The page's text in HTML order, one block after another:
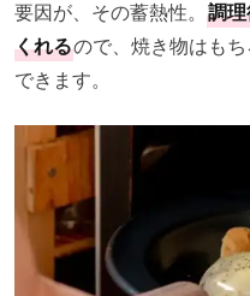
要因が、その蓄熱性。 調
くれるので、焼き物はも
できます。